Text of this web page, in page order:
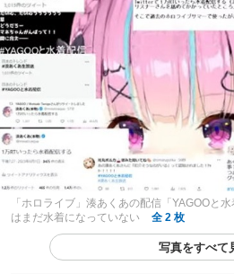
「ホロライブ」湊あくあの配信「YAGOOと
はまだ水着になっていない
全 2 枚
写真をすべて